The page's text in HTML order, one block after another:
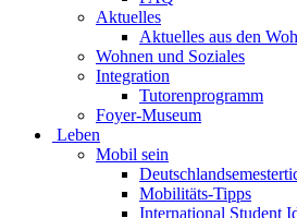
Aktuelles
Aktuelles aus den
Wohnen und Soziales
Integration
Tutorenprogramm
Foyer-Museum
Leben
Mobil sein
Mobilitäts-Tipps
International Student